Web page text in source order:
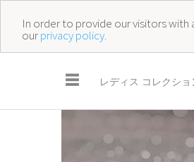
In order to provide our visitors with
ourprivacy policy.
☰ レディス コレクショ